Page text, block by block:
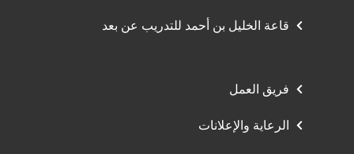
قاعة الخليل بن أحمد للتدريب عن بعد
فريق العمل
الرعاية والإعلانات